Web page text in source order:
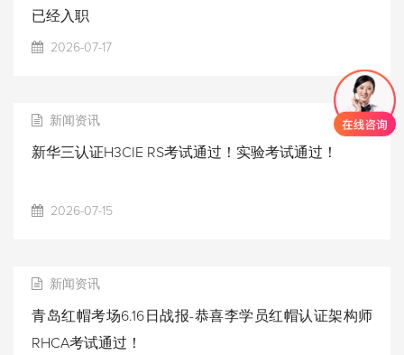
已经入职
2026-07-17
新闻资讯
新华三认证H3CIE RS考试通过！实验考试通过！
2026-07-15
新闻资讯
青岛红帽考场6.16日战报-恭喜李学员红帽认证架构师
RHCA考试通过！